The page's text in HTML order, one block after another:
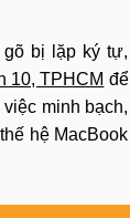
gõ bị lặp ký tự,
10, TPHCM để
minh bạch,
hệ MacBook